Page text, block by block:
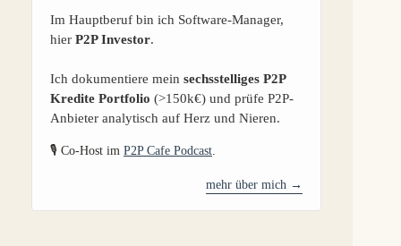
Im Hauptberuf bin ich Software-Manager,
hier P2P Investor.
Ich dokumentiere mein sechsstelliges P2P
Kredite Portfolio (>150k€) und prüfe P2P-
Anbieter analytisch auf Herz und Nieren.
🎙️ Co-Host im P2P Cafe Podcast.
mehr über mich →